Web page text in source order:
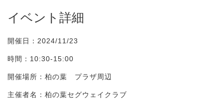
イベント詳細
開催日：2024/11/23
時間：10:30-15:00
開催場所：柏の葉 プラザ周辺
主催者名：柏の葉セグウェイクラブ